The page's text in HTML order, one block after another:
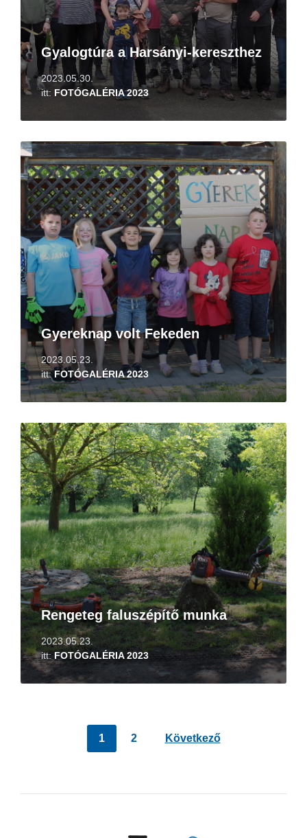
Gyalogtúra a Harsányi-kereszthez
2023.05.30.
itt: FOTÓGALÉRIA 2023
Gyereknap volt Fekeden
2023.05.23.
itt:FOTÓGALÉRIA 2023
Tovább
Rengeteg faluszépítő munka
2023.05.23.
itt: FOTÓGALÉRIA 2023
Tovább
Bejegyzés
1 2 Következő